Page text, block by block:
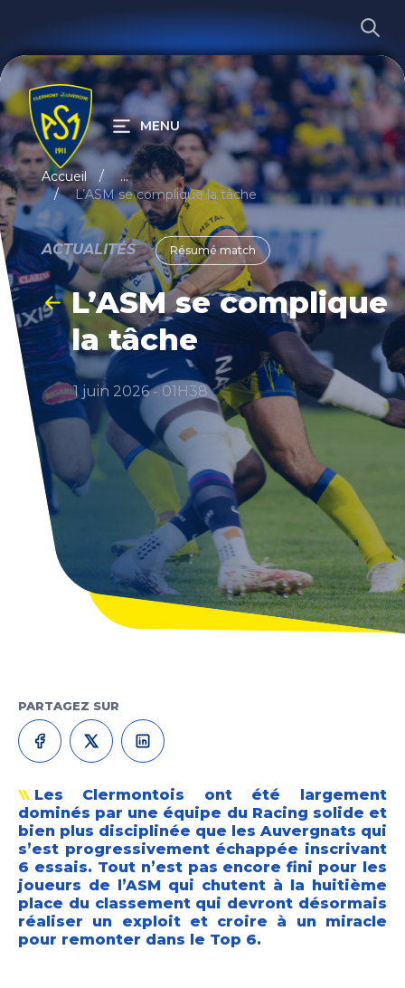
RECHERCHER
MENU
Accueil
...
L’ASM se complique la tâche
ACTUALITÉS Résumé match
L’ASM se complique
la tâche
1 juin 2026 - 01H38
PARTAGEZ SUR
Les Clermontois ont été largement
dominés par une équipe du Racing solide et
bien plus disciplinée que les Auvergnats qui
s’est progressivement échappée inscrivant
6 essais. Tout n’est pas encore fini pour les
joueurs de l’ASM qui chutent à la huitième
place du classement qui devront désormais
réaliser un exploit et croire à un miracle
pour remonter dans le Top 6.